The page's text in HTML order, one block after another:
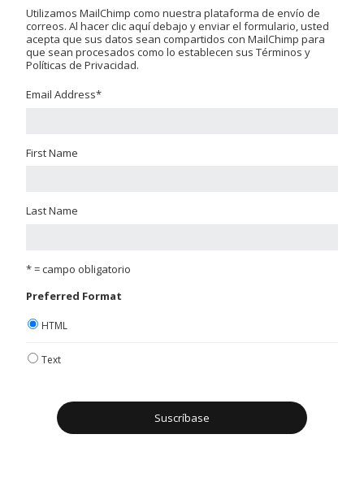
Utilizamos MailChimp como nuestra plataforma de envío de
correos. Al hacer clic aquí debajo y enviar el formulario, usted
acepta que sus datos sean compartidos con MailChimp para
que sean procesados como lo establecen sus Términos y
Políticas de Privacidad.
Email Address*
First Name
Last Name
* = campo obligatorio
Preferred Format
HTML
Text